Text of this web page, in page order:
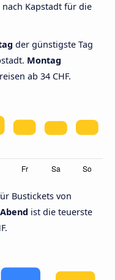
Kapstadt für die
der günstigste Tag
Montag
ab 34 CHF.
Bustickets von
Abend ist die teuerste